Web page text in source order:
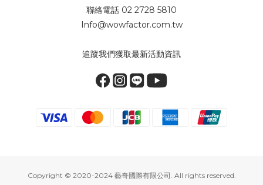
聯絡電話 02 2728 5810
Info@wowfactor.com.tw
追蹤我們獲取最新活動資訊
Copyright © 2020-2024 藝奇國際有限公司. All rights reserved.